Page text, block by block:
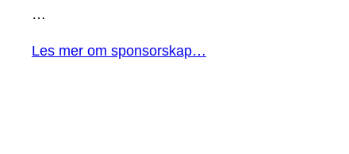
…
Les mer om sponsorskap…